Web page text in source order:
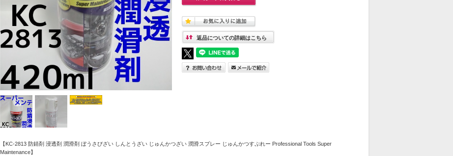
返品についての詳細はこちら
【KC-2813 防錆剤 浸透剤 潤滑剤 ぼうさびざい しんとうざい じゅんかつざい 潤滑スプレー じゅんかつすぷれー Professional Tools Super
Maintenance】